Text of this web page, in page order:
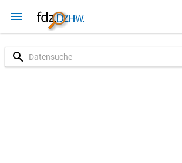
menu
search